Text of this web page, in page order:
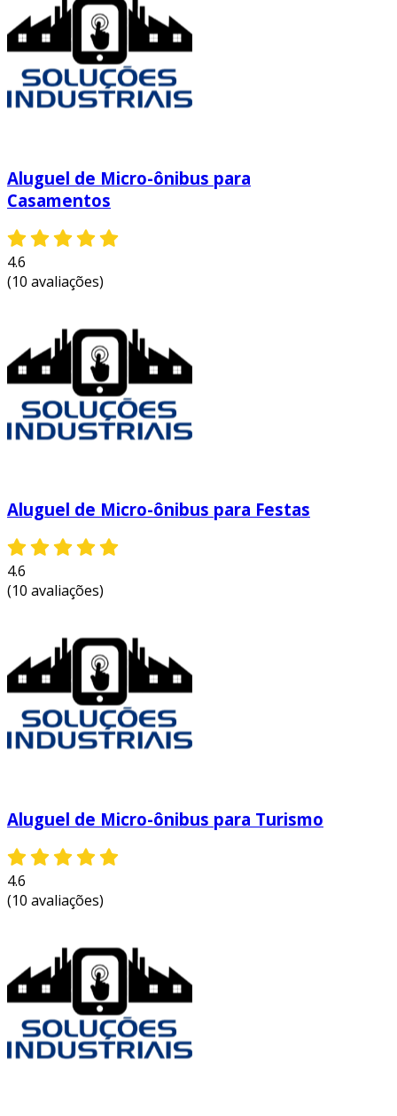
atividades programadas.
Aluguel de Micro-ônibus para
Casamentos
4.6
(10 avaliações)
Aluguel de Micro-ônibus para Festas
4.6
(10 avaliações)
Aluguel de Micro-ônibus para Turismo
4.6
(10 avaliações)